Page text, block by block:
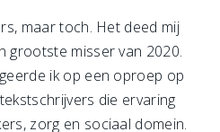
maar toch. Het deed mij
grootste misser van 2020.
ik op een oproep op
die ervaring
zorg en sociaal domein.